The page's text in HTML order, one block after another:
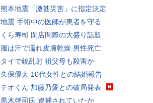
熊本地震「激甚災害」に指定決定
地震 手術中の医師が患者を守る
くら寿司 閉店間際の大盛り話題
服は汗で濡れ皮膚乾燥 男性死亡
タイで銃乱射 祖父母も殺害か
久保優太 10代女性との結婚報告
テオくん 加藤乃愛との破局発表
黒木啓司氏 逮捕されていたか